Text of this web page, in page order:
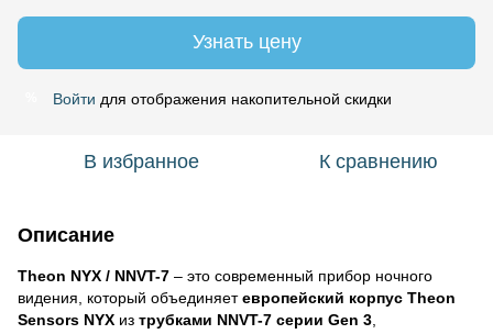
Узнать цену
Войти для отображения накопительной скидки
В избранное К сравнению
Описание
Theon NYX / NNVT-7 – это современный прибор ночного
видения, который объединяетевропейский корпус Theon
Sensors NYX из трубками NNVT-7 серии Gen 3